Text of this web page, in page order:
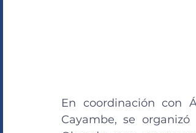
En coordinación con
Cayambe, se